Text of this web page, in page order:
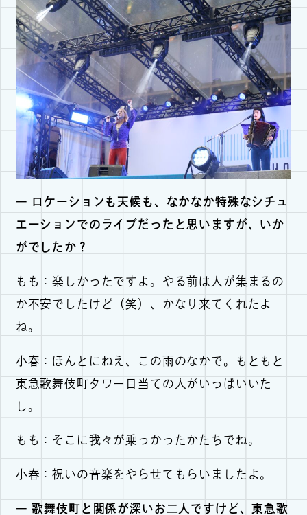
― ロケーションも天候も、なかなか特殊なシチュ
エーションでのライブだったと思いますが、いか
がでしたか？
もも：楽しかったですよ。やる前は人が集まるの
か不安でしたけど（笑）、かなり来てくれたよ
ね。
小春：ほんとにねえ、この雨のなかで。もともと
東急歌舞伎町タワー目当ての人がいっぱいいた
し。
もも：そこに我々が乗っかったかたちでね。
小春：祝いの音楽をやらせてもらいましたよ。
― 歌舞伎町と関係が深いお二人ですけど、東急歌